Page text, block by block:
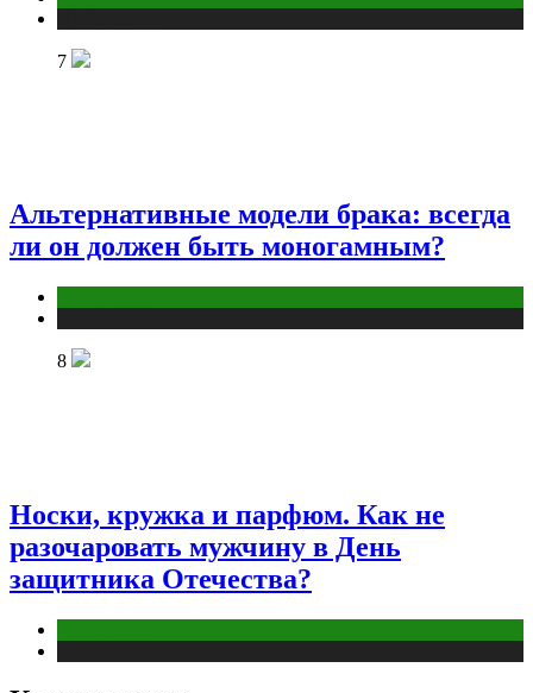
7
Альтернативные модели брака: всегда
ли он должен быть моногамным?
8
Носки, кружка и парфюм. Как не
разочаровать мужчину в День
защитника Отечества?